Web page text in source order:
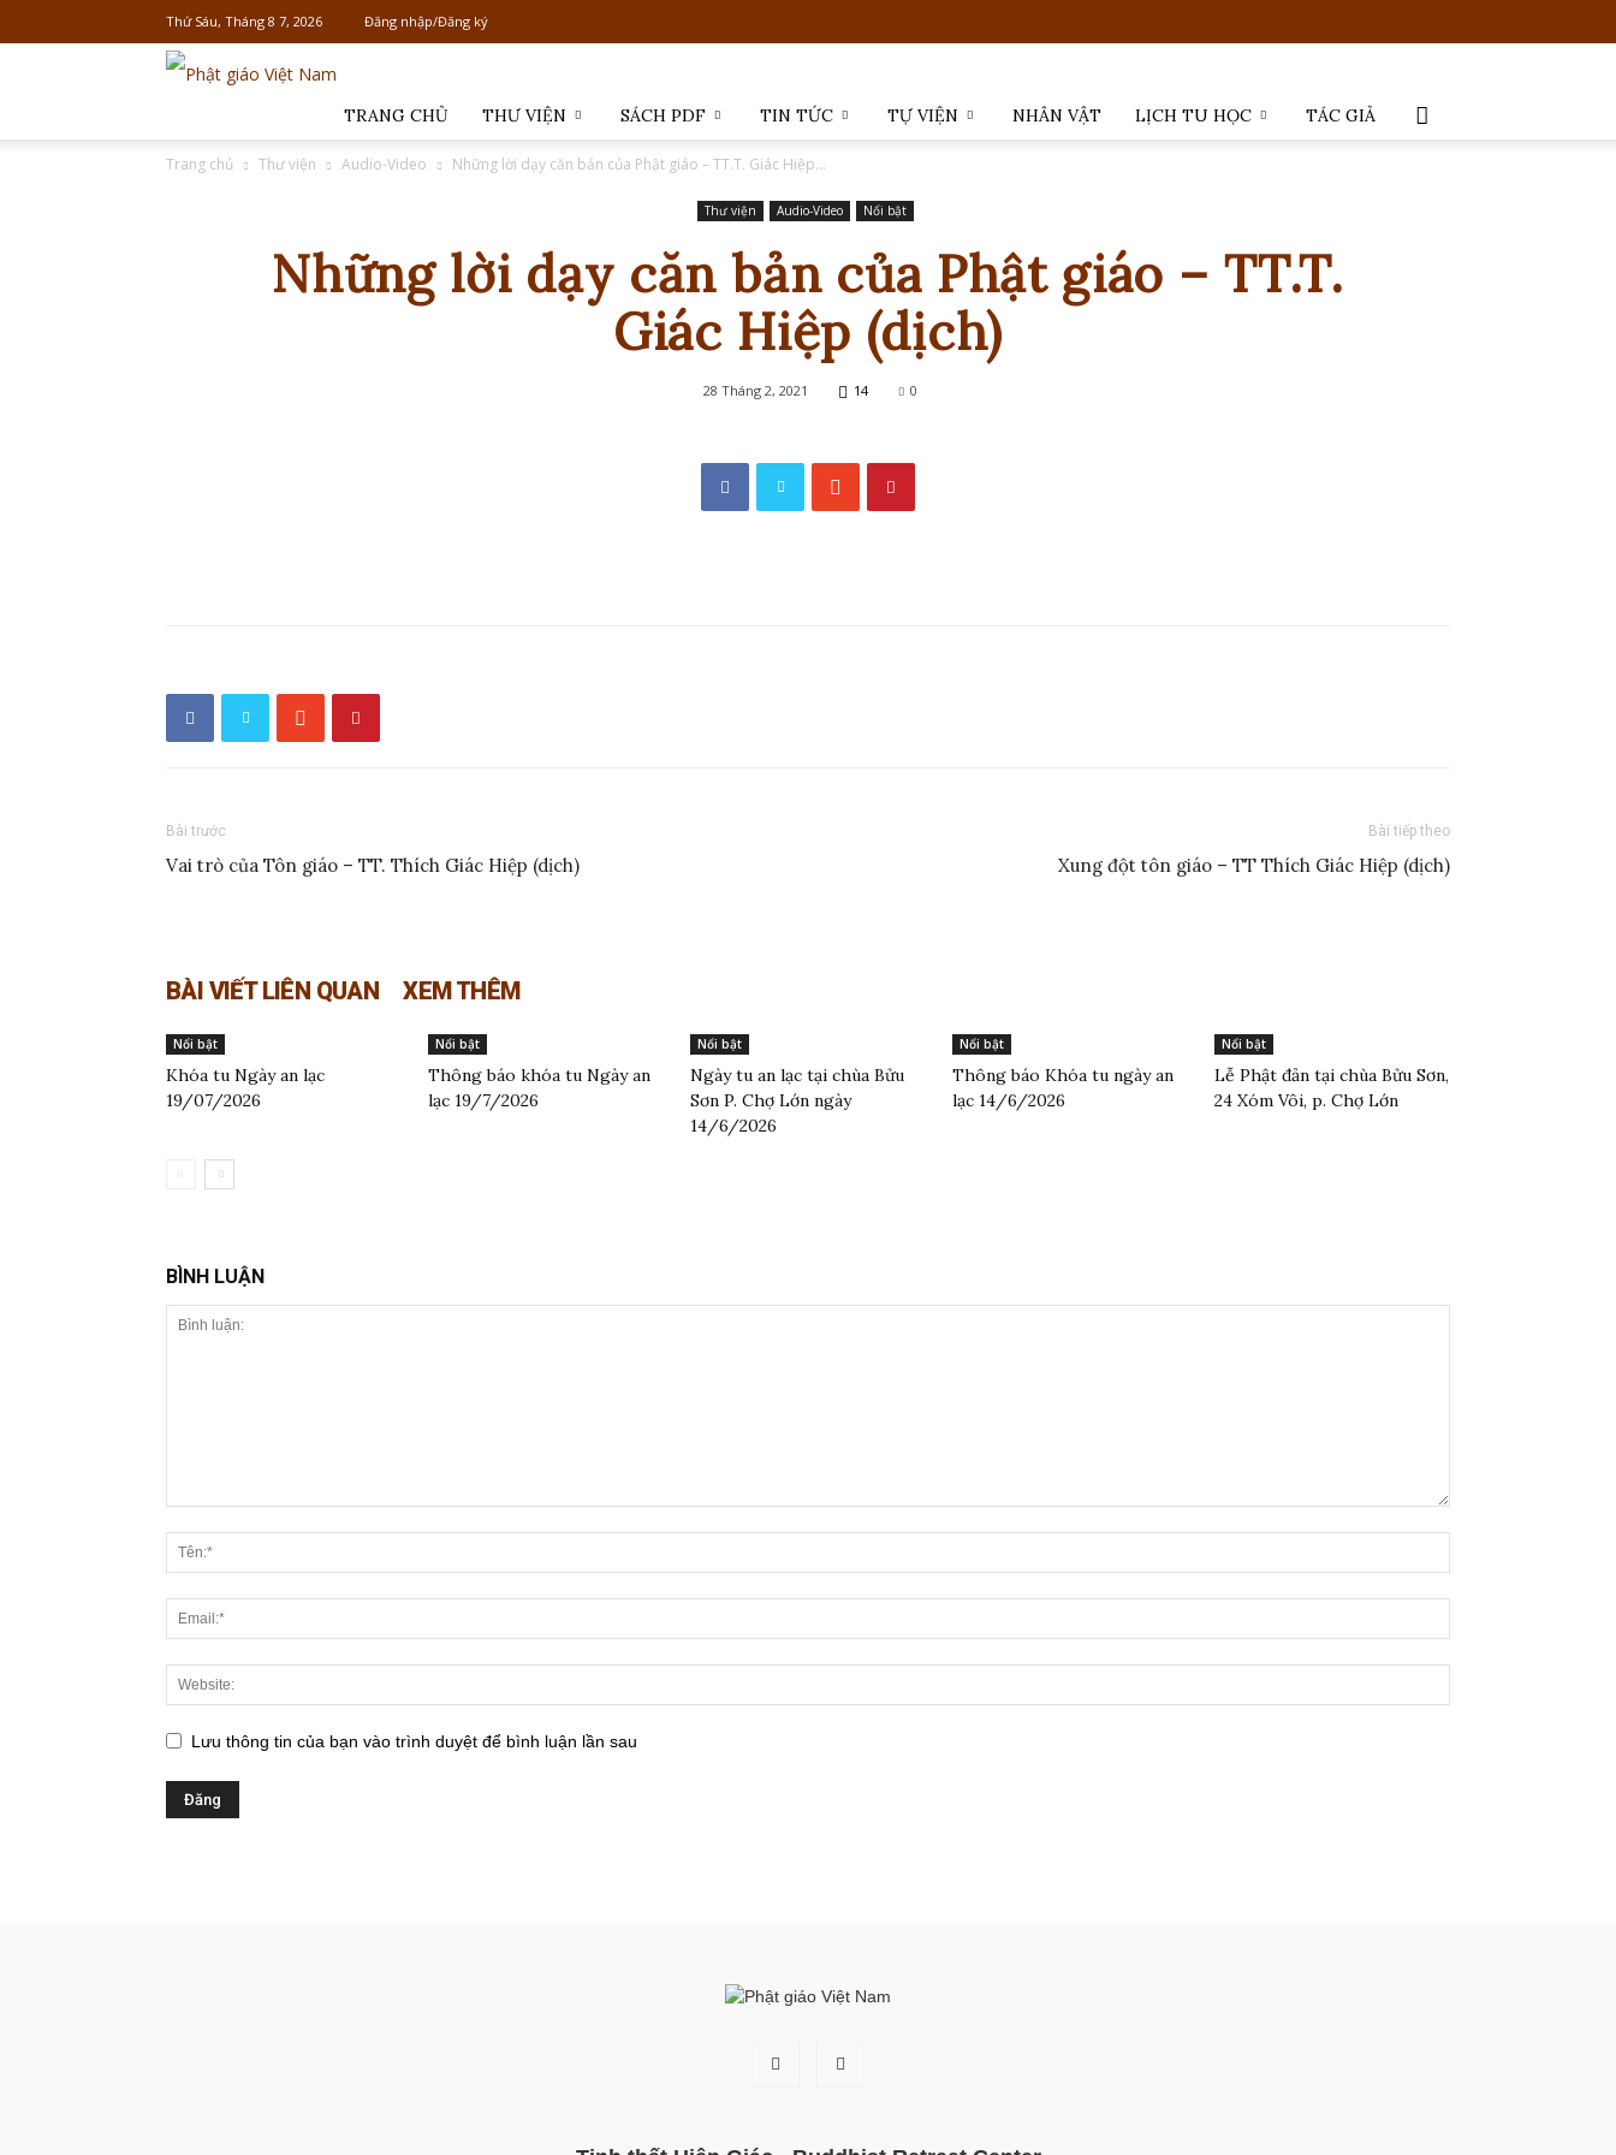
Thứ Sáu, Tháng 8 7, 2026 Đăng nhập/Đăng ký
giáo
Việt
TRANG CHỦ THƯ VIỆN SÁCH PDF TIN TỨC TỰ VIỆN NHÂN VẬT LỊCH TU HỌC TÁC GIẢ
Trang chủ Thư viện Audio-Video Những lời dạy căn bản của Phật giáo – TT.T. Giác Hiệp...
Thư viện Audio-Video Nổi bật
Những lời dạy căn bản của Phật giáo – TT.T.
Giác Hiệp (dịch)
28 Tháng 2, 2021 14 0
Bài trước
Vai trò của Tôn giáo – TT. Thích Giác Hiệp (dịch)
Bài tiếp theo
Xung đột tôn giáo – TT Thích Giác Hiệp (dịch)
BÀI VIẾT LIÊN QUAN XEM THÊM
Nổi bật
Khóa tu Ngày an lạc
19/07/2026
Nổi bật
Thông báo khóa tu Ngày an
lạc 19/7/2026
Nổi bật
Ngày tu an lạc tại chùa Bửu
Sơn P. Chợ Lớn ngày
14/6/2026
Nổi bật
Thông báo Khóa tu ngày an
lạc 14/6/2026
Nổi bật
Lễ Phật đản tại chùa Bửu Sơn,
24 Xóm Vôi, p. Chợ Lớn
BÌNH LUẬN
Lưu thông tin của bạn vào trình duyệt để bình luận lần sau